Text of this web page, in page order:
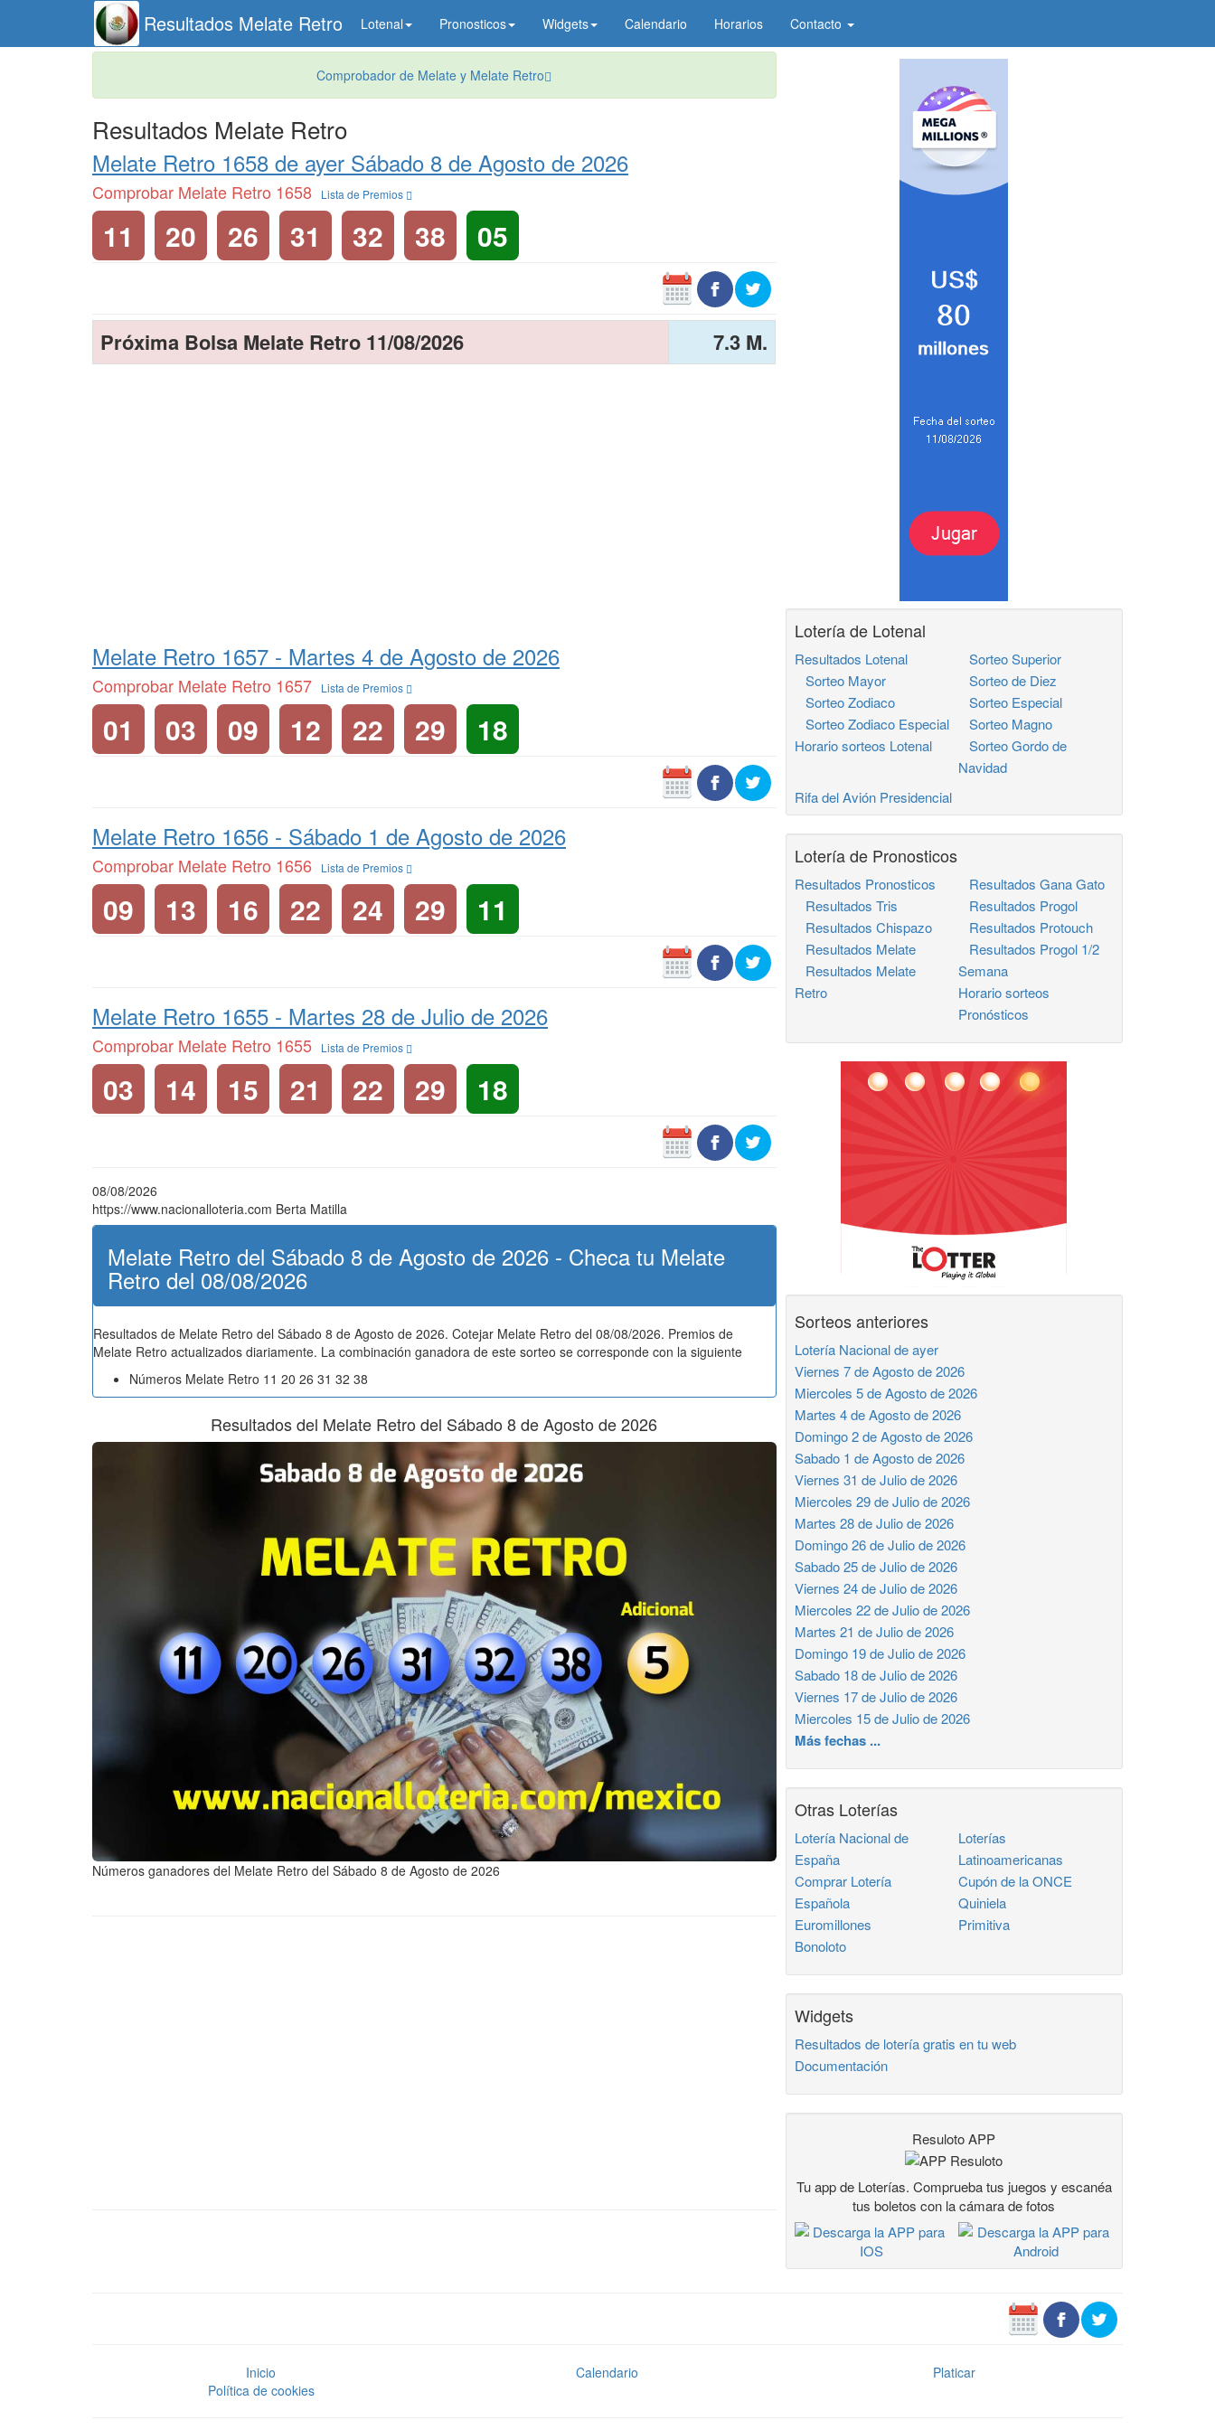
Resultados Melate Retro Lotenal Pronosticos Widgets Calendario Horarios Contacto
Comprobador de Melate y Melate Retro
Resultados Melate Retro
Melate Retro 1658 de ayer Sábado 8 de Agosto de 2026
Comprobar Melate Retro 1658 Lista de Premios
11 20 26 31 32 38 05
Próxima Bolsa Melate Retro 11/08/2026 7.3 M.
Melate Retro 1657 - Martes 4 de Agosto de 2026
Comprobar Melate Retro 1657 Lista de Premios
01 03 09 12 22 29 18
Melate Retro 1656 - Sábado 1 de Agosto de 2026
Comprobar Melate Retro 1656 Lista de Premios
09 13 16 22 24 29 11
Melate Retro 1655 - Martes 28 de Julio de 2026
Comprobar Melate Retro 1655 Lista de Premios
03 14 15 21 22 29 18
08/08/2026
https://www.nacionalloteria.com Berta Matilla
Melate Retro del Sábado 8 de Agosto de 2026 - Checa tu Melate
Retro del 08/08/2026
Resultados de Melate Retro del Sábado 8 de Agosto de 2026. Cotejar Melate Retro del 08/08/2026. Premios de
Melate Retro actualizados diariamente. La combinación ganadora de este sorteo se corresponde con la siguiente
Números Melate Retro 11 20 26 31 32 38
Resultados del Melate Retro del Sábado 8 de Agosto de 2026
Números ganadores del Melate Retro del Sábado 8 de Agosto de 2026
Lotería de Lotenal
Resultados Lotenal
Sorteo Mayor
Sorteo Zodiaco
Sorteo Zodiaco Especial
Horario sorteos Lotenal
Sorteo Superior
Sorteo de Diez
Sorteo Especial
Sorteo Magno
Sorteo Gordo de
Navidad
Rifa del Avión Presidencial
Lotería de Pronosticos
Resultados Pronosticos
Resultados Tris
Resultados Chispazo
Resultados Melate
Resultados Melate
Retro
Resultados Gana Gato
Resultados Progol
Resultados Protouch
Resultados Progol 1/2
Semana
Horario sorteos
Pronósticos
Sorteos anteriores
Lotería Nacional de ayer
Viernes 7 de Agosto de 2026
Miercoles 5 de Agosto de 2026
Martes 4 de Agosto de 2026
Domingo 2 de Agosto de 2026
Sabado 1 de Agosto de 2026
Viernes 31 de Julio de 2026
Miercoles 29 de Julio de 2026
Martes 28 de Julio de 2026
Domingo 26 de Julio de 2026
Sabado 25 de Julio de 2026
Viernes 24 de Julio de 2026
Miercoles 22 de Julio de 2026
Martes 21 de Julio de 2026
Domingo 19 de Julio de 2026
Sabado 18 de Julio de 2026
Viernes 17 de Julio de 2026
Miercoles 15 de Julio de 2026
Más fechas ...
Otras Loterías
Lotería Nacional de
España
Comprar Lotería
Española
Euromillones
Bonoloto
Loterías
Latinoamericanas
Cupón de la ONCE
Quiniela
Primitiva
Widgets
Resultados de lotería gratis en tu web
Documentación
Resuloto APP
Tu app de Loterías. Comprueba tus juegos y escanéa
tus boletos con la cámara de fotos
Inicio Calendario
Platicar
Política de cookies